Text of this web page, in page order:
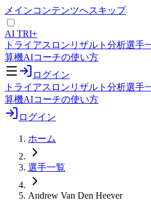
メインコンテンツへスキップ
AI TRI+
トライアスロンリザルト分析選手
算機AIコーチの使い方
ログイン
トライアスロンリザルト分析選手
算機AIコーチの使い方
ログイン
ホーム
選手一覧
Andrew Van Den Heever